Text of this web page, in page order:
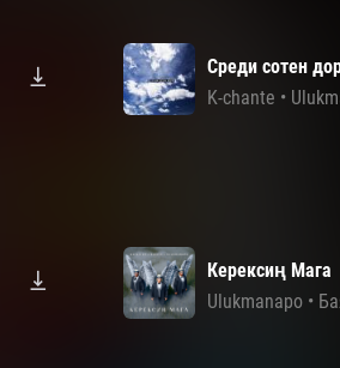
Среди сотен
K-chante •
Керексиң Мага
Ulukmanapo •